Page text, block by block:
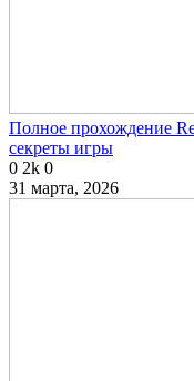
Полное прохождение
секреты игры
0 2k 0
31 марта, 2026